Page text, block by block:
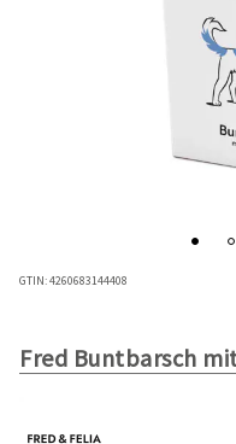
GTIN:4260683144408
Fred Buntbarsch